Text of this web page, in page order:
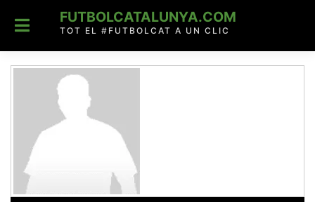
content
FUTBOLCATALUNYA.COM
TOT EL #FUTBOLCAT A UN CLIC